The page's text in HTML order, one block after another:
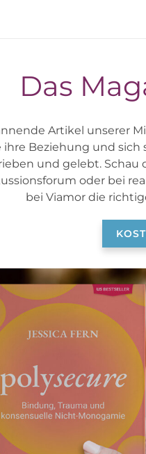
Das
Artikel unserer
Beziehung und
und gelebt.
oder bei
bei Viamor die